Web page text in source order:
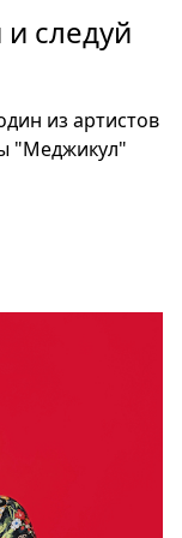
следуй
из артистов
"Меджикул"